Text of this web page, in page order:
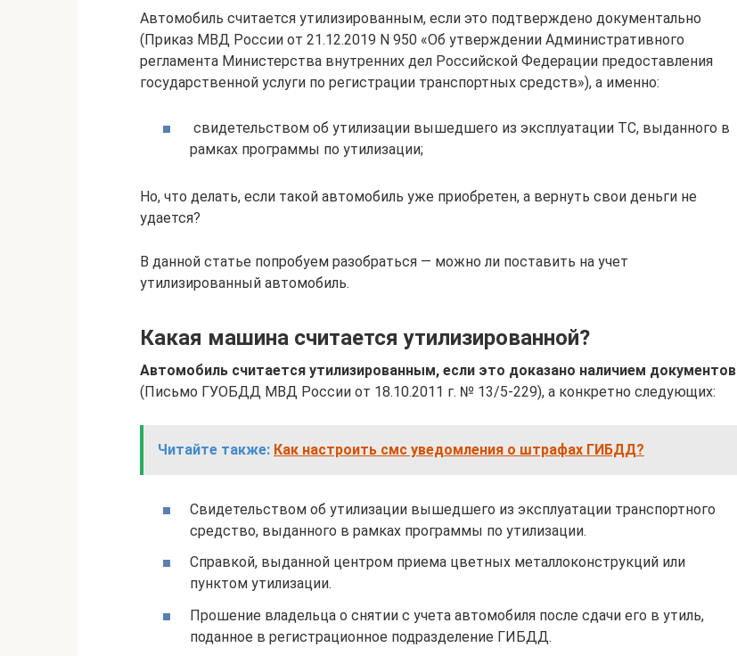
Автомобиль считается утилизированным, если это подтверждено документально
(Приказ МВД России от 21.12.2019 N 950 «Об утверждении Административного
регламента Министерства внутренних дел Российской Федерации предоставления
государственной услуги по регистрации транспортных средств»), а именно:
свидетельством об утилизации вышедшего из эксплуатации ТС, выданного в
рамках программы по утилизации;
Но, что делать, если такой автомобиль уже приобретен, а вернуть свои деньги не
удается?
В данной статье попробуем разобраться — можно ли поставить на учет
утилизированный автомобиль.
Какая машина считается утилизированной?
Автомобиль считается утилизированным, если это доказано наличием документов
(Письмо ГУОБДД МВД России от 18.10.2011 г. № 13/5-229), а конкретно следующих:
Читайте также: Как настроить смс уведомления о штрафах ГИБДД?
Свидетельством об утилизации вышедшего из эксплуатации транспортного
средство, выданного в рамках программы по утилизации.
Справкой, выданной центром приема цветных металлоконструкций или
пунктом утилизации.
Прошение владельца о снятии с учета автомобиля после сдачи его в утиль,
поданное в регистрационное подразделение ГИБДД.